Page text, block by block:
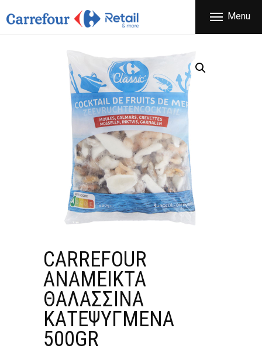
Menu
CARREFOUR
ΕΤΑΙΡΕΙΑ
ΠΡΟΪΟΝΤΑ
ΚΑΤΑΣΤΗΜΑΤΑ
ΠΡΟΣΦΟΡΕΣ
FRANCHISE
ΝΕΑ
ΕΠΙΚΟΙΝΩΝΙΑ
CARREFOUR
ΑΝΑΜΕΙΚΤΑ
ΘΑΛΑΣΣΙΝΑ
ΚΑΤΕΨΥΓΜΕΝΑ
500GR